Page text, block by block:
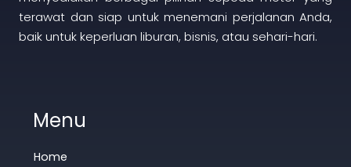
terawat dan siap untuk menemani perjalanan Anda,
baik untuk keperluan liburan, bisnis, atau sehari-hari.
Menu
Home